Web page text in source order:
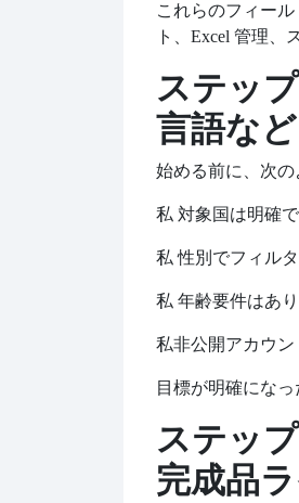
これらのフィー
ト、Excel 管理、
ステッ
言語な
始める前に、次の
私 対象国は明確
私 性別でフィル
私 年齢要件はあ
私非公開アカウ
目標が明確にな
ステッ
完成品